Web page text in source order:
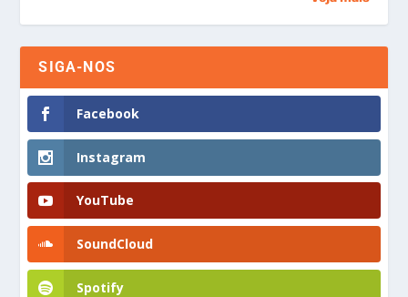
SIGA-NOS
Facebook
Instagram
YouTube
SoundCloud
Spotify